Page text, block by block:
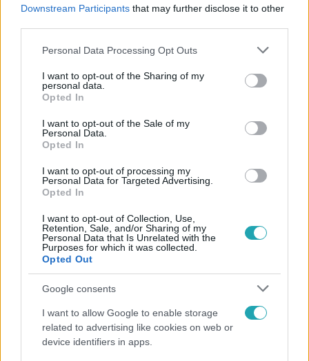
Downstream Participants that may further disclose it to other
Please note that this website/app uses one or more Google
not limited to your visit or usage behaviour. You may click to
grant or deny consent to Google and its third-party tags to
use your data for below specified purposes in below Google
consent section.
Personal Data Processing Opt Outs
I want to opt-out of the Sharing of my
personal data.
Opted In
I want to opt-out of the Sale of my
Personal Data.
Opted In
I want to opt-out of processing my
Personal Data for Targeted Advertising.
Opted In
I want to opt-out of Collection, Use,
Retention, Sale, and/or Sharing of my
Personal Data that Is Unrelated with the
Purposes for which it was collected.
Opted Out
Google consents
I want to allow Google to enable storage
related to advertising like cookies on web or
device identifiers in apps.
A pécsi és a győri, hegyeshalmi vonal belföldi és
nemzetközi távolsági vonatai reggel még Budapest-
Kelenföld állomásra érkeznek, és onnan is indulnak,
Ezen a napon lépett színre a magyar belpolitikai
Hat éve már, hogy egy kétcentis fakocka miatt kellett
kivonni a forgalomból egy felújított orosz